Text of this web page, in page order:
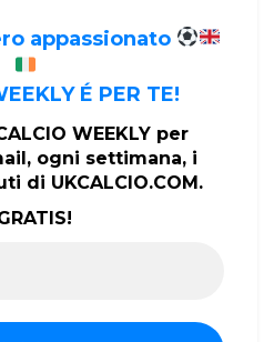
appassionato
É PER TE!
WEEKLY per
ogni settimana, i
di UKCALCIO.COM.